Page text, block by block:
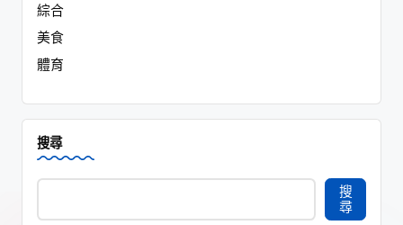
綜合
美食
體育
搜尋
搜
尋